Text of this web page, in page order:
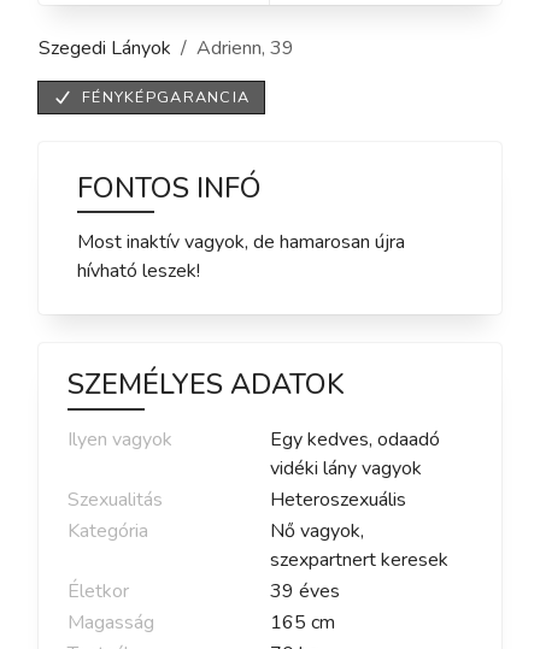
Szegedi Lányok Adrienn, 39
FÉNYKÉPGARANCIA
FONTOS INFÓ
Most inaktív vagyok, de hamarosan újra
hívható leszek!
SZEMÉLYES ADATOK
Ilyen vagyok
Egy kedves, odaadó
vidéki lány vagyok
Szexualitás
Heteroszexuális
Kategória
Nő vagyok,
szexpartnert keresek
Életkor
39 éves
Magasság
165 cm